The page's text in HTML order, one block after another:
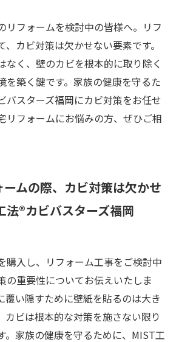
リフォームを検討中の皆様へ。リフ
、カビ対策は欠かせない要素です。
なく、壁のカビを根本的に取り除く
を築く鍵です。家族の健康を守るた
バスターズ福岡にカビ対策をお任せ
リフォームにお悩みの方、ぜひご相
ムの際、カビ対策は欠かせ
法®カビバスターズ福岡
購入し、リフォーム工事をご検討中
の重要性についてお伝えいたしま
覆い隠すために壁紙を貼るのは大き
カビは根本的な対策を施さない限り
。家族の健康を守るために、MIST工